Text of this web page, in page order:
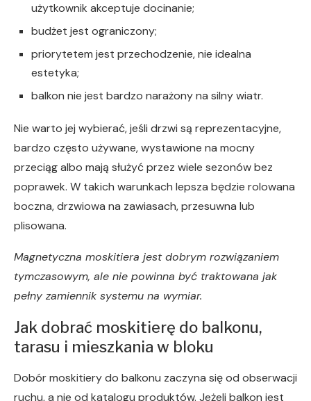
użytkownik akceptuje docinanie;
budżet jest ograniczony;
priorytetem jest przechodzenie, nie idealna
estetyka;
balkon nie jest bardzo narażony na silny wiatr.
Nie warto jej wybierać, jeśli drzwi są reprezentacyjne,
bardzo często używane, wystawione na mocny
przeciąg albo mają służyć przez wiele sezonów bez
poprawek. W takich warunkach lepsza będzie rolowana
boczna, drzwiowa na zawiasach, przesuwna lub
plisowana.
Magnetyczna moskitiera jest dobrym rozwiązaniem
tymczasowym, ale nie powinna być traktowana jak
pełny zamiennik systemu na wymiar.
Jak dobrać moskitierę do balkonu,
tarasu i mieszkania w bloku
Dobór moskitiery do balkonu zaczyna się od obserwacji
ruchu, a nie od katalogu produktów. Jeżeli balkon jest